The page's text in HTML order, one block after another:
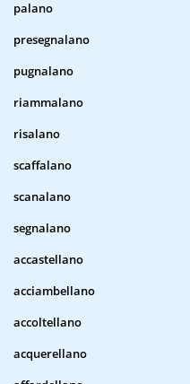
palano
presegnalano
pugnalano
riammalano
risalano
scaffalano
scanalano
segnalano
accastellano
acciambellano
accoltellano
acquerellano